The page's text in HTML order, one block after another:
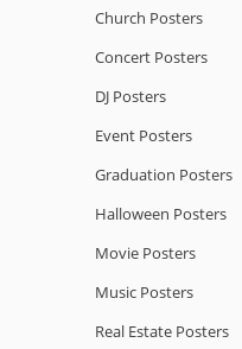
Church Posters
Concert Posters
DJ Posters
Event Posters
Graduation Posters
Halloween Posters
Movie Posters
Music Posters
Real Estate Posters